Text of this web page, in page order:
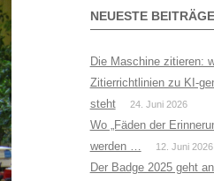
NEUESTE BEITRÄGE
Die Maschine zitieren:
Zitierrichtlinien zu KI-
steht
24. Juni 2026
Wo „Fäden der
werden …
12. Juni 2026
Der Badge 2025 geht